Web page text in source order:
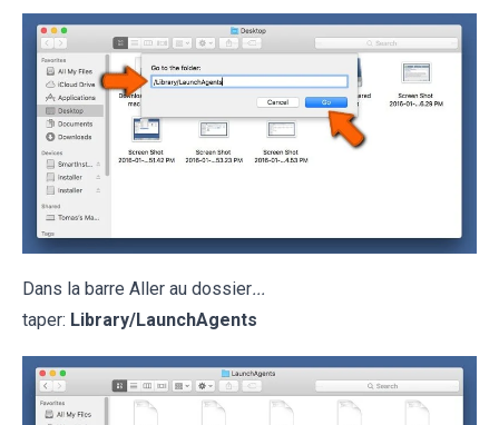
Dans la barre Aller au dossier...
taper: Library/LaunchAgents